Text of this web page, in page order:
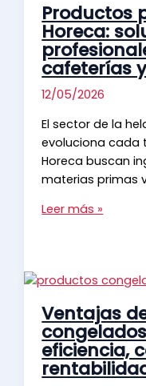
Horeca
que
impulsa
ventas
en
y
hostelería
Productos
Horeca:
cafeterías
12/05/2026
El sector de la
evoluciona cada
Horeca buscan
materias primas
Productos
soluciones
para
heladerías,
cafeterías
y
Leer más »
Ventajas
eficiencia,